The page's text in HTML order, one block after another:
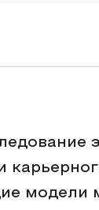
модели